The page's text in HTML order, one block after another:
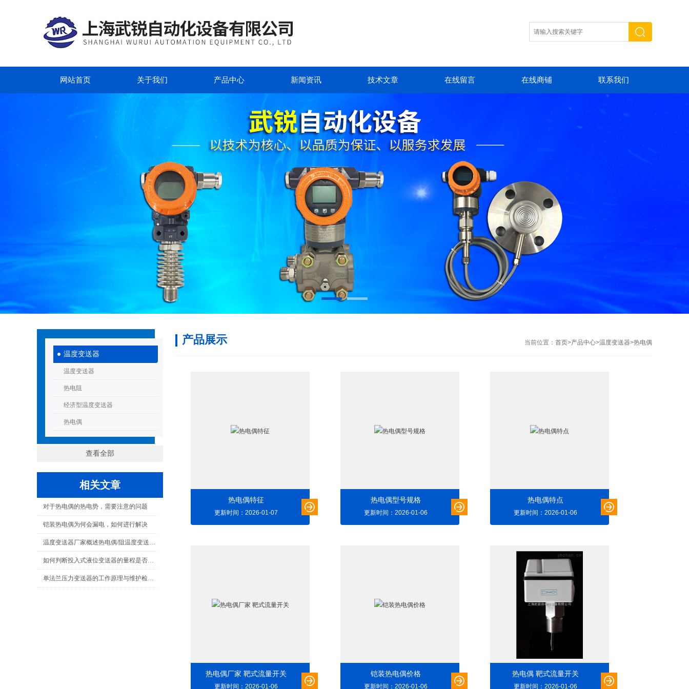
网站首页 关于我们 产品中心 新闻资讯 技术文章 在线留言 在线商铺 联系我们
温度变送器
温度变送器
热电阻
经济型温度变送器
热电偶
查看全部
相关文章
对于热电偶的热电势，需要注意的问题
铠装热电偶为何会漏电，如何进行解决
温度变送器厂家概述热电偶/阻温度变送器校验步骤
如何判断投入式液位变送器的量程是否设置正确
单法兰压力变送器的工作原理与维护检修全解析
当前位置： 首页>产品中心>温度变送器>热电偶
产品展示
热电偶特征
更新时间：2026-01-07
热电偶型号规格
更新时间：2026-01-06
热电偶特点
更新时间：2026-01-06
热电偶厂家 靶式流量开关
更新时间：2026-01-06
铠装热电偶价格
更新时间：2026-01-06
热电偶 靶式流量开关
更新时间：2026-01-06